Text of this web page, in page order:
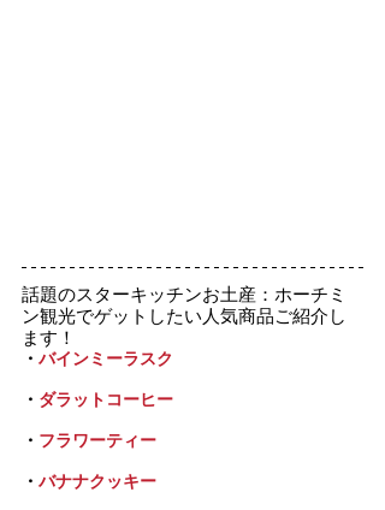
話題のスターキッチンお土産：ホーチミ
ン観光でゲットしたい人気商品ご紹介し
ます！
・ バインミーラスク
・ ダラットコーヒー
・ フラワーティー
・ バナナクッキー